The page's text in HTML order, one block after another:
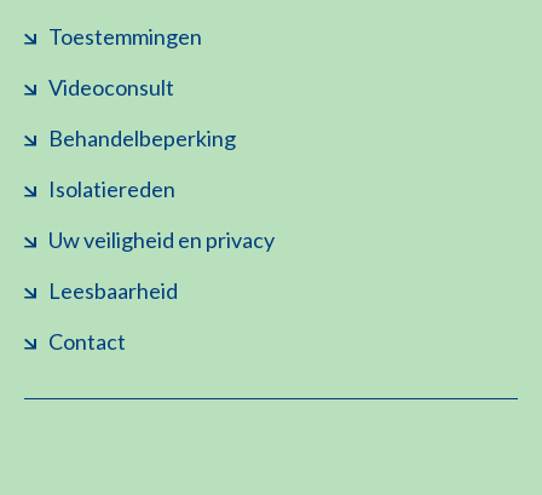
Toestemmingen
Videoconsult
Behandelbeperking
Isolatiereden
Uw veiligheid en privacy
Leesbaarheid
Contact